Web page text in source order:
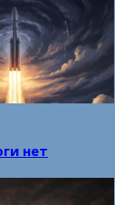
нет